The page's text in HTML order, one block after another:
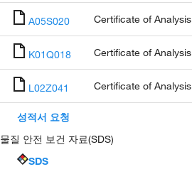
A05S020 Certificate of Analysis
K01Q018 Certificate of Analysis
L02Z041 Certificate of Analysis
성적서 요청
물질 안전 보건 자료(SDS)
SDS